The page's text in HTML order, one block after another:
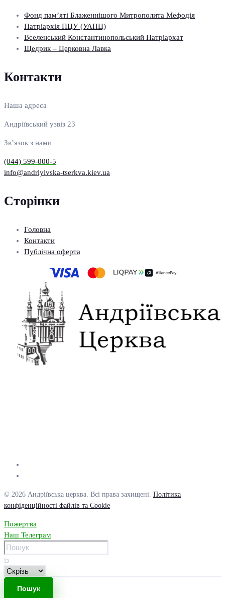
Фонд пам’яті Блаженнішого Митрополита Мефодія
Патріархія ПЦУ (УАПЦ)
Вселенський Константинопольський Патріархат
Щедрик – Церковна Лавка
Контакти
Наша адреса
Андріївський узвіз 23
Зв’язок з нами
(044) 599-000-5
info@andriyivska-tserkva.kiev.ua
Сторінки
Головна
Контакти
Публічна оферта
© 2026 Андріївська церква. Всі права захищені. Політика
конфіденційності файлів та Cookie
Пожертва
Наш Телеграм
із